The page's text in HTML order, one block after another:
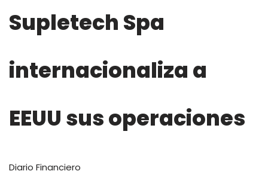
Supletech Spa
internacionaliza a
EEUU sus operaciones
Diario Financiero